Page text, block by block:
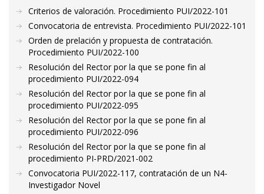
Criterios de valoración. Procedimiento PUI/2022-101
Convocatoria de entrevista. Procedimiento PUI/2022-101
Orden de prelación y propuesta de contratación.
Procedimiento PUI/2022-100
Resolución del Rector por la que se pone fin al
procedimiento PUI/2022-094
Resolución del Rector por la que se pone fin al
procedimiento PUI/2022-095
Resolución del Rector por la que se pone fin al
procedimiento PUI/2022-096
Resolución del Rector por la que se pone fin al
procedimiento PI-PRD/2021-002
Convocatoria PUI/2022-117, contratación de un N4-
Investigador Novel